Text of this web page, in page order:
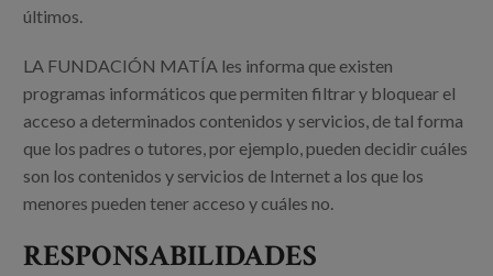
últimos.
LA FUNDACIÓN MATÍA les informa que existen
programas informáticos que permiten filtrar y bloquear el
acceso a determinados contenidos y servicios, de tal forma
que los padres o tutores, por ejemplo, pueden decidir cuáles
son los contenidos y servicios de Internet a los que los
menores pueden tener acceso y cuáles no.
RESPONSABILIDADES